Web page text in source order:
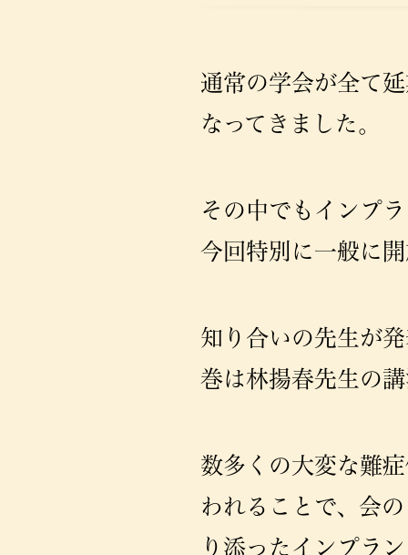
通常の学会が全て
なってきました。
その中でもインプ
今回特別に一般に
知り合いの先生が
巻は林揚春先生の
数多くの大変な難
われることで、会
り添ったインプラ